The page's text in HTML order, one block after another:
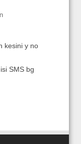
kesini y no
SMS bg